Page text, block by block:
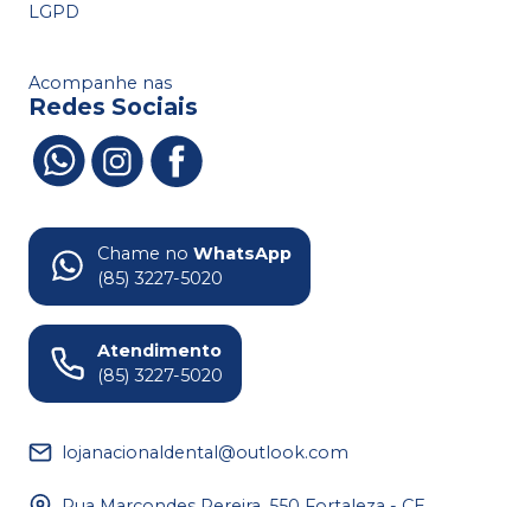
LGPD
Acompanhe nas
Redes Sociais
Chame no WhatsApp
(85) 3227-5020
Atendimento
(85) 3227-5020
lojanacionaldental@outlook.com